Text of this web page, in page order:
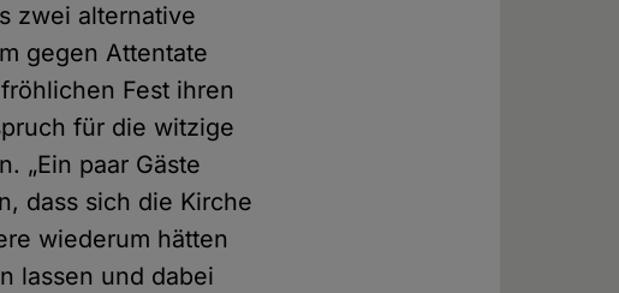
zwei alternative
gegen Attentate
Fest ihren
für die witzige
„Ein paar Gäste
dass sich die Kirche
wiederum hätten
lassen und dabei